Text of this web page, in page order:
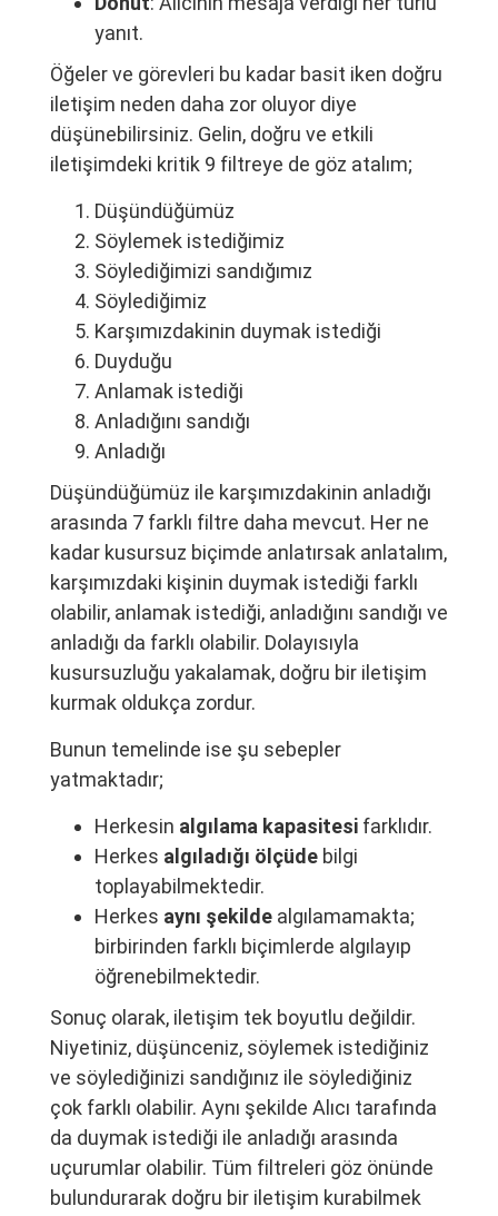
yanıt.
Öğeler ve görevleri bu kadar basit iken doğru
iletişim neden daha zor oluyor diye
düşünebilirsiniz. Gelin, doğru ve etkili
iletişimdeki kritik 9 filtreye de göz atalım;
Düşündüğümüz
Söylemek istediğimiz
Söylediğimizi sandığımız
Söylediğimiz
Karşımızdakinin duymak istediği
Duyduğu
Anlamak istediği
Anladığını sandığı
Anladığı
Düşündüğümüz ile karşımızdakinin anladığı
arasında 7 farklı filtre daha mevcut. Her ne
kadar kusursuz biçimde anlatırsak anlatalım,
karşımızdaki kişinin duymak istediği farklı
olabilir, anlamak istediği, anladığını sandığı ve
anladığı da farklı olabilir. Dolayısıyla
kusursuzluğu yakalamak, doğru bir iletişim
kurmak oldukça zordur.
Bunun temelinde ise şu sebepler
yatmaktadır;
Herkesin algılama kapasitesi farklıdır.
Herkes algıladığı ölçüde bilgi
toplayabilmektedir.
Herkes aynı şekilde algılamamakta;
birbirinden farklı biçimlerde algılayıp
öğrenebilmektedir.
Sonuç olarak, iletişim tek boyutlu değildir.
Niyetiniz, düşünceniz, söylemek istediğiniz
ve söylediğinizi sandığınız ile söylediğiniz
çok farklı olabilir. Aynı şekilde Alıcı tarafında
da duymak istediği ile anladığı arasında
uçurumlar olabilir. Tüm filtreleri göz önünde
bulundurarak doğru bir iletişim kurabilmek